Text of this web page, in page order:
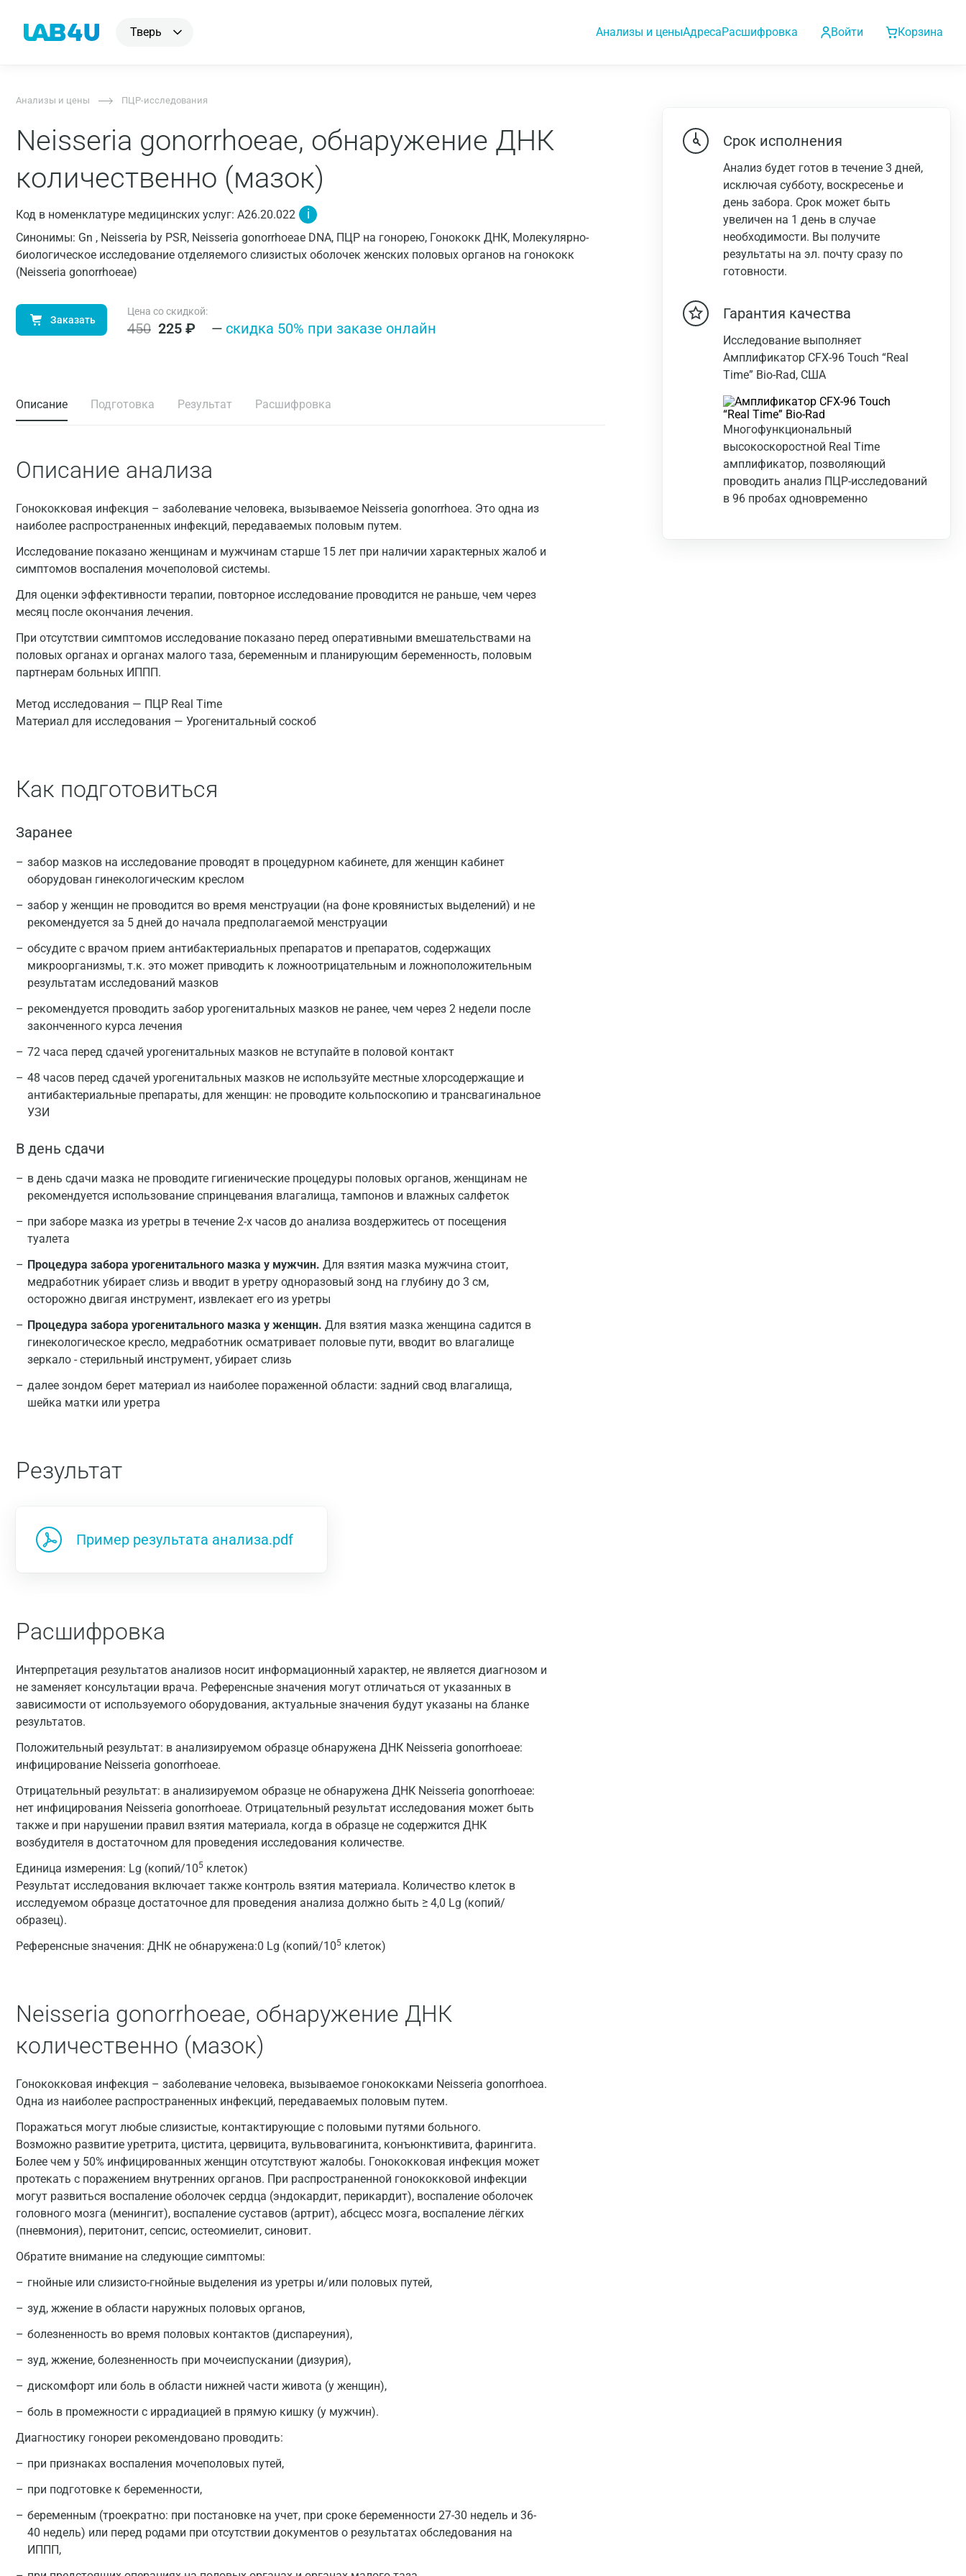
Тверь Анализы и ценыАдресаРасшифровка Войти Корзина
Анализы и цены ПЦР-исследования
Neisseria gonorrhoeae, обнаружение ДНК
количественно (мазок)
Код в номенклатуре медицинских услуг: A26.20.022 i
Синонимы: Gn , Neisseria by PSR, Neisseria gonorrhoeae DNA, ПЦР на гонорею, Гонококк ДНК, Молекулярно-
биологическое исследование отделяемого слизистых оболочек женских половых органов на гонококк
(Neisseria gonorrhoeae)
Заказать
Цена со скидкой:
450 225 ₽ — cкидка 50% при заказе онлайн
Описание Подготовка Результат Расшифровка
Описание анализа
Гонококковая инфекция – заболевание человека, вызываемое Neisseria gonorrhoea. Это одна из
наиболее распространенных инфекций, передаваемых половым путем.
Исследование показано женщинам и мужчинам старше 15 лет при наличии характерных жалоб и
симптомов воспаления мочеполовой системы.
Для оценки эффективности терапии, повторное исследование проводится не раньше, чем через
месяц после окончания лечения.
При отсутствии симптомов исследование показано перед оперативными вмешательствами на
половых органах и органах малого таза, беременным и планирующим беременность, половым
партнерам больных ИППП.
Метод исследования — ПЦР Real Time
Материал для исследования — Урогенитальный соскоб
Как подготовиться
Заранее
забор мазков на исследование проводят в процедурном кабинете, для женщин кабинет
оборудован гинекологическим креслом
забор у женщин не проводится во время менструации (на фоне кровянистых выделений) и не
рекомендуется за 5 дней до начала предполагаемой менструации
обсудите с врачом прием антибактериальных препаратов и препаратов, содержащих
микроорганизмы, т.к. это может приводить к ложноотрицательным и ложноположительным
результатам исследований мазков
рекомендуется проводить забор урогенитальных мазков не ранее, чем через 2 недели после
законченного курса лечения
72 часа перед сдачей урогенитальных мазков не вступайте в половой контакт
48 часов перед сдачей урогенитальных мазков не используйте местные хлорсодержащие и
антибактериальные препараты, для женщин: не проводите кольпоскопию и трансвагинальное
УЗИ
В день сдачи
в день сдачи мазка не проводите гигиенические процедуры половых органов, женщинам не
рекомендуется использование спринцевания влагалища, тампонов и влажных салфеток
при заборе мазка из уретры в течение 2-х часов до анализа воздержитесь от посещения
туалета
Процедура забора урогенитального мазка у мужчин. Для взятия мазка мужчина стоит,
медработник убирает слизь и вводит в уретру одноразовый зонд на глубину до 3 см,
осторожно двигая инструмент, извлекает его из уретры
Процедура забора урогенитального мазка у женщин. Для взятия мазка женщина садится в
гинекологическое кресло, медработник осматривает половые пути, вводит во влагалище
зеркало - стерильный инструмент, убирает слизь
далее зондом берет материал из наиболее пораженной области: задний свод влагалища,
шейка матки или уретра
Результат
Пример результата анализа.pdf
Расшифровка
Интерпретация результатов анализов носит информационный характер, не является диагнозом и
не заменяет консультации врача. Референсные значения могут отличаться от указанных в
зависимости от используемого оборудования, актуальные значения будут указаны на бланке
результатов.
Положительный результат: в анализируемом образце обнаружена ДНК Neisseria gonorrhoeae:
инфицирование Neisseria gonorrhoeae.
Отрицательный результат: в анализируемом образце не обнаружена ДНК Neisseria gonorrhoeae:
нет инфицирования Neisseria gonorrhoeae. Отрицательный результат исследования может быть
также и при нарушении правил взятия материала, когда в образце не содержится ДНК
возбудителя в достаточном для проведения исследования количестве.
Единица измерения: Lg (копий/105 клеток)
Результат исследования включает также контроль взятия материала. Количество клеток в
исследуемом образце достаточное для проведения анализа должно быть ≥ 4,0 Lg (копий/
образец).
Референсные значения: ДНК не обнаружена:0 Lg (копий/105 клеток)
Neisseria gonorrhoeae, обнаружение ДНК
количественно (мазок)
Гонококковая инфекция – заболевание человека, вызываемое гонококками Neisseria gonorrhoea.
Одна из наиболее распространенных инфекций, передаваемых половым путем.
Поражаться могут любые слизистые, контактирующие с половыми путями больного.
Возможно развитие уретрита, цистита, цервицита, вульвовагинита, конъюнктивита, фарингита.
Более чем у 50% инфицированных женщин отсутствуют жалобы. Гонококковая инфекция может
протекать с поражением внутренних органов. При распространенной гонококковой инфекции
могут развиться воспаление оболочек сердца (эндокардит, перикардит), воспаление оболочек
головного мозга (менингит), воспаление суставов (артрит), абсцесс мозга, воспаление лёгких
(пневмония), перитонит, сепсис, остеомиелит, синовит.
Обратите внимание на следующие симптомы:
гнойные или слизисто-гнойные выделения из уретры и/или половых путей,
зуд, жжение в области наружных половых органов,
болезненность во время половых контактов (диспареуния),
зуд, жжение, болезненность при мочеиспускании (дизурия),
дискомфорт или боль в области нижней части живота (у женщин),
боль в промежности с иррадиацией в прямую кишку (у мужчин).
Диагностику гонореи рекомендовано проводить:
при признаках воспаления мочеполовых путей,
при подготовке к беременности,
беременным (троекратно: при постановке на учет, при сроке беременности 27-30 недель и 36-
40 недель) или перед родами при отсутствии документов о результатах обследования на
ИППП,
Срок исполнения
Анализ будет готов в течение 3 дней,
исключая субботу, воскресенье и
день забора. Срок может быть
увеличен на 1 день в случае
необходимости. Вы получите
результаты на эл. почту сразу по
готовности.
Гарантия качества
Исследование выполняет
Амплификатор CFX-96 Touch “Real
Time” Bio-Rad, США
Многофункциональный
высокоскоростной Real Time
амплификатор, позволяющий
проводить анализ ПЦР-исследований
в 96 пробах одновременно
Апрелевка
Армавир
Астрахань
Барнаул
Брянск
Видное
Владимир
Воронеж
Геленджик
Голубое
Дзержинск
Дзержинский
Дмитров
Зеленоград
Иваново
Йошкар-Ола